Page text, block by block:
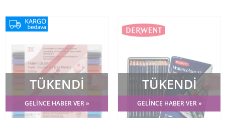
TÜKENDİ
GELİNCE HABER VER »
TÜKENDİ
GELİNCE HABER VER »